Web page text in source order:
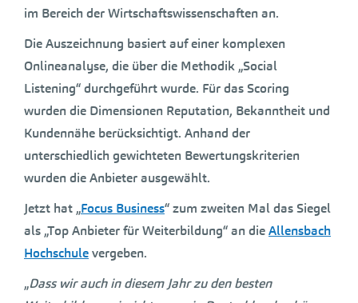
im Bereich der Wirtschaftswissenschaften an.
Die Auszeichnung basiert auf einer komplexen
Onlineanalyse, die über die Methodik „Social
Listening“ durchgeführt wurde. Für das Scoring
wurden die Dimensionen Reputation, Bekanntheit und
Kundennähe berücksichtigt. Anhand der
unterschiedlich gewichteten Bewertungskriterien
wurden die Anbieter ausgewählt.
Jetzt hat „Focus Business“ zum zweiten Mal das Siegel
als „Top Anbieter für Weiterbildung“ an dieAllensbach
Hochschulevergeben.
„Dass wir auch in diesem Jahr zu den besten